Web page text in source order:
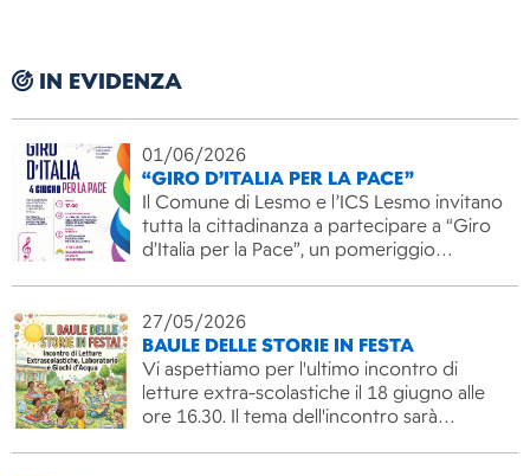
IN EVIDENZA
01/06/2026
“GIRO D’ITALIA PER LA PACE”
Il Comune di Lesmo e l’ICS Lesmo invitano
tutta la cittadinanza a partecipare a “Giro
d’Italia per la Pace”, un pomeriggio…
27/05/2026
BAULE DELLE STORIE IN FESTA
Vi aspettiamo per l'ultimo incontro di
letture extra-scolastiche il 18 giugno alle
ore 16.30. Il tema dell'incontro sarà…